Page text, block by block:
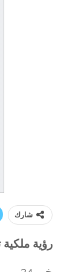
شارك
رؤية